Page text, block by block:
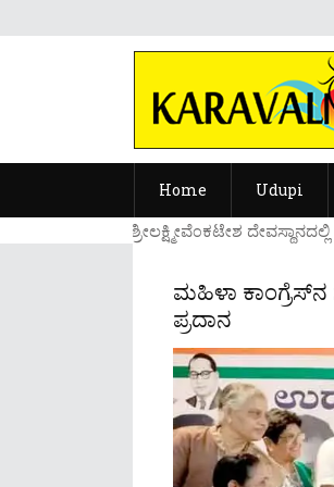
Home Udupi
ಶ್ರೀಲಕ್ಷ್ಮೀವೆ೦ಕಟೇಶ ದೇವಸ್ಥಾನದಲ್ಲಿ
ಮಹಿಳಾ
ಪ್ರದಾನ